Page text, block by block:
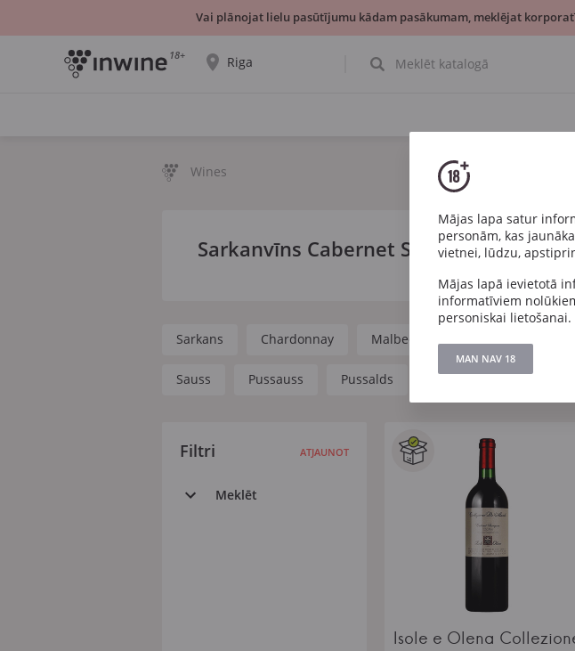
18+ Riga
Wines
Sarkanvīns Cabernet Sauvignon
Sarkans Chardonnay Malbec
Sauss Pussauss Pussalds Salds
Filtri ATJAUNOT
Meklēt
Isole e Olena
Mājas lapa satur
personām, kas
vietnei, lūdzu,
Mājas lapā ievietotā
informatīviem
personiskai lietošanai.
MAN NAV 18
Vai plānojat lielu pasūtījumu kādam pasākumam, meklējat